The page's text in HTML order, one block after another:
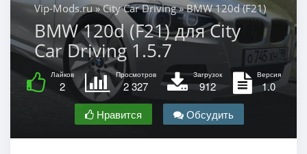
Vip-Mods.ru»City Car Driving» BMW 120d (F21)
BMW 120d (F21) для City
Car Driving 1.5.7
Лайков
2
Просмотров
2 327
Загрузок
912
Версия
1.0
Нравится
Обсудить